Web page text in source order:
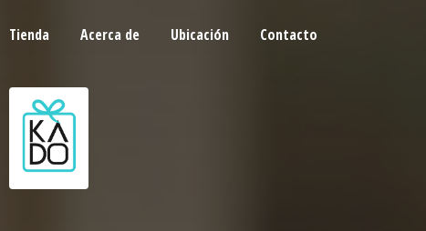
Tienda Acerca de Ubicación Contacto